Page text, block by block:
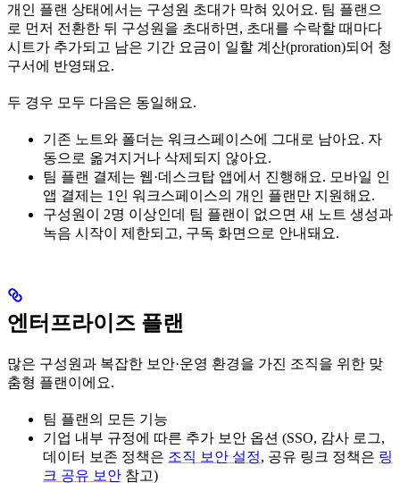
개인 플랜 상태에서는 구성원 초대가 막혀 있어요. 팀 플랜으
로 먼저 전환한 뒤 구성원을 초대하면, 초대를 수락할 때마다
시트가 추가되고 남은 기간 요금이 일할 계산(proration)되어 청
구서에 반영돼요.
두 경우 모두 다음은 동일해요.
기존 노트와 폴더는 워크스페이스에 그대로 남아요. 자
동으로 옮겨지거나 삭제되지 않아요.
팀 플랜 결제는 웹·데스크탑 앱에서 진행해요. 모바일 인
앱 결제는 1인 워크스페이스의 개인 플랜만 지원해요.
구성원이 2명 이상인데 팀 플랜이 없으면 새 노트 생성과
녹음 시작이 제한되고, 구독 화면으로 안내돼요.
엔터프라이즈 플랜
많은 구성원과 복잡한 보안·운영 환경을 가진 조직을 위한 맞
춤형 플랜이에요.
팀 플랜의 모든 기능
기업 내부 규정에 따른 추가 보안 옵션 (SSO, 감사 로그,
데이터 보존 정책은 조직 보안 설정, 공유 링크 정책은 링
크 공유 보안 참고)